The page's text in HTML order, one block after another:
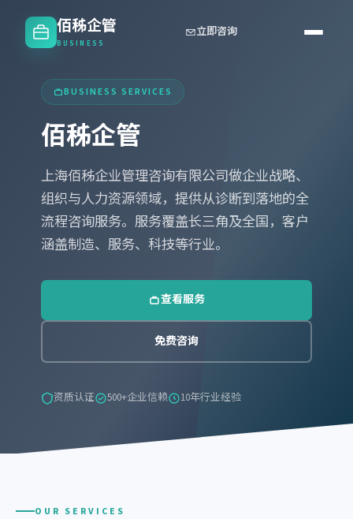
佰秭企管
BUSINESS
立即咨询
BUSINESS SERVICES
佰秭企管
上海佰秭企业管理咨询有限公司做企业战略、
组织与人力资源领域，提供从诊断到落地的全
流程咨询服务。服务覆盖长三角及全国，客户
涵盖制造、服务、科技等行业。
查看服务
免费咨询
资质认证 500+企业信赖 10年行业经验
OUR SERVICES